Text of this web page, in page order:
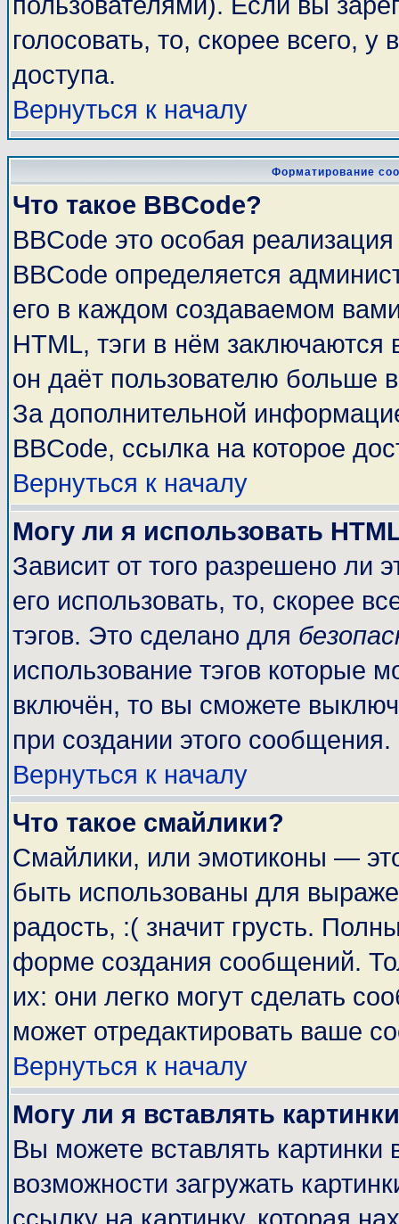
голосовать, то, скорее всего,
доступа.
Вернуться к началу
Форматирование
Что такое BBCode?
BBCode это особая
BBCode определяется
его в каждом создаваемом
HTML, тэги в нём заключаются
он даёт пользователю больше
За дополнительной
BBCode, ссылка на которое
Вернуться к началу
Могу ли я использовать
Зависит от того разрешено ли
его использовать, то, скорее
тэгов. Это сделано для
использование тэгов которые
включён, то вы сможете
при создании этого сообщения.
Вернуться к началу
Что такое смайлики?
Смайлики, или эмотиконы —
быть использованы для
радость, :( значит грусть.
форме создания сообщений.
их: они легко могут сделать
может отредактировать ваше
Вернуться к началу
Могу ли я вставлять
Вы можете вставлять
возможности загружать